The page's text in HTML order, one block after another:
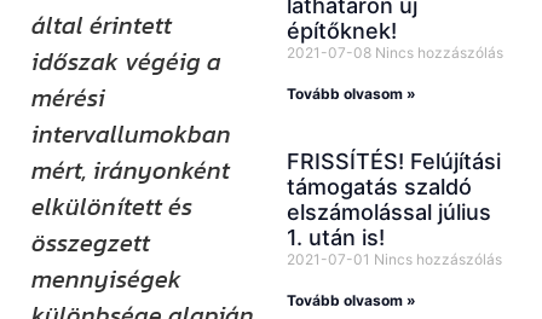
által érintett
időszak végéig a
mérési
intervallumokban
mért, irányonként
elkülönített és
összegzett
mennyiségek
építőknek!
2021-07-08 Nincs hozzászólás
Tovább olvasom »
FRISSÍTÉS! Felújítási
támogatás szaldó
elszámolással július
1. után is!
2021-07-01 Nincs hozzászólás
Tovább olvasom »